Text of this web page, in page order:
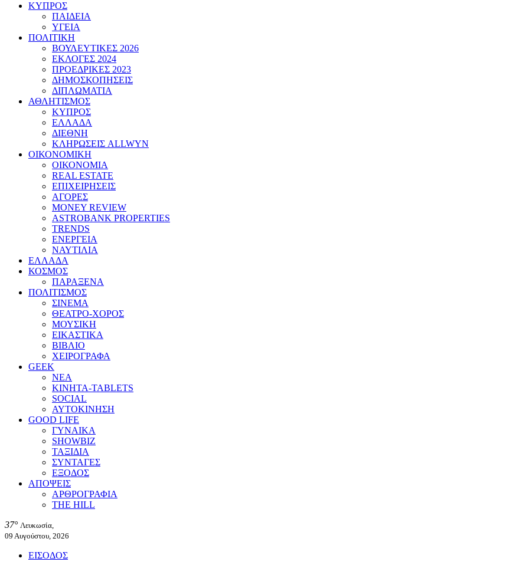
ΚΥΠΡΟΣ
ΠΑΙΔΕΙΑ
ΥΓΕΙΑ
ΠΟΛΙΤΙΚΗ
ΒΟΥΛΕΥΤΙΚΕΣ 2026
ΕΚΛΟΓΕΣ 2024
ΠΡΟΕΔΡΙΚΕΣ 2023
ΔΗΜΟΣΚΟΠΗΣΕΙΣ
ΔΙΠΛΩΜΑΤΙΑ
ΑΘΛΗΤΙΣΜΟΣ
ΚΥΠΡΟΣ
ΕΛΛΑΔΑ
ΔΙΕΘΝΗ
ΚΛΗΡΩΣΕΙΣ ALLWYN
ΟΙΚΟΝΟΜΙΚΗ
ΟΙΚΟΝΟΜΙΑ
REAL ESTATE
ΕΠΙΧΕΙΡΗΣΕΙΣ
ΑΓΟΡΕΣ
MONEY REVIEW
ASTROBANK PROPERTIES
TRENDS
ΕΝΕΡΓΕΙΑ
ΝΑΥΤΙΛΙΑ
ΕΛΛΑΔΑ
ΚΟΣΜΟΣ
ΠΑΡΑΞΕΝΑ
ΠΟΛΙΤΙΣΜΟΣ
ΣΙΝΕΜΑ
ΘΕΑΤΡΟ-ΧΟΡΟΣ
ΜΟΥΣΙΚΗ
ΕΙΚΑΣΤΙΚΑ
ΒΙΒΛΙΟ
ΧΕΙΡΟΓΡΑΦΑ
GEEK
ΝΕΑ
ΚΙΝΗΤΑ-TABLETS
SOCIAL
ΑΥΤΟΚΙΝΗΣΗ
GOOD LIFE
ΓΥΝΑΙΚΑ
SHOWBIZ
ΤΑΞΙΔΙΑ
ΣΥΝΤΑΓΕΣ
ΕΞΟΔΟΣ
ΑΠΟΨΕΙΣ
ΑΡΘΡΟΓΡΑΦΙΑ
THE HILL
37° Λευκωσία,
09 Αυγούστου, 2026
ΕΙΣΟΔΟΣ